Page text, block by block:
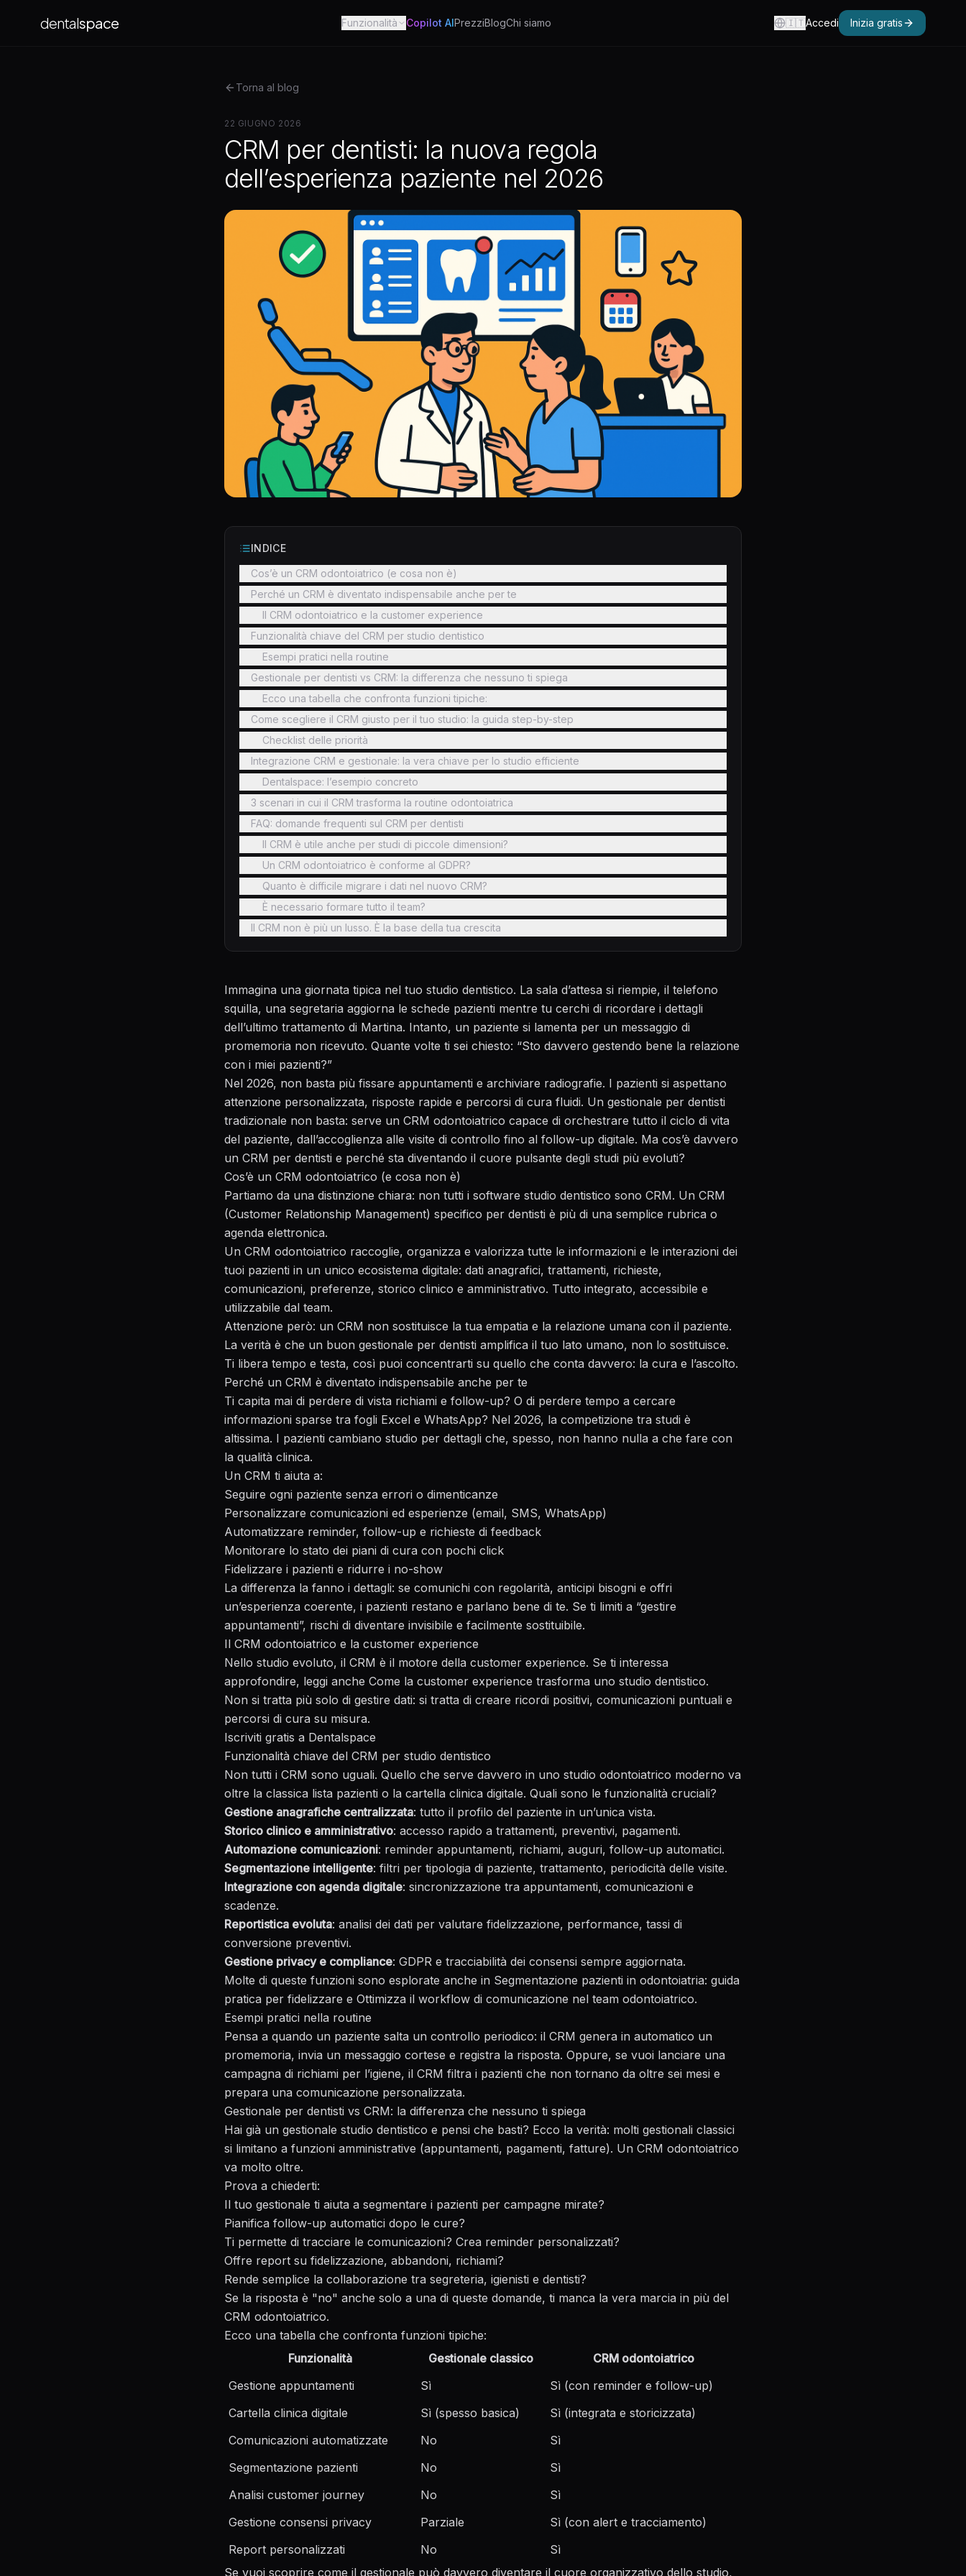
dentalspace Funzionalità Copilot AIPrezziBlogChi siamo 🇮🇹Accedi Inizia gratis
Torna al blog
22 GIUGNO 2026
CRM per dentisti: la nuova regola
dell’esperienza paziente nel 2026
INDICE
Cos’è un CRM odontoiatrico (e cosa non è)
Perché un CRM è diventato indispensabile anche per te
Il CRM odontoiatrico e la customer experience
Funzionalità chiave del CRM per studio dentistico
Esempi pratici nella routine
Gestionale per dentisti vs CRM: la differenza che nessuno ti spiega
Ecco una tabella che confronta funzioni tipiche:
Come scegliere il CRM giusto per il tuo studio: la guida step-by-step
Checklist delle priorità
Integrazione CRM e gestionale: la vera chiave per lo studio efficiente
Dentalspace: l’esempio concreto
3 scenari in cui il CRM trasforma la routine odontoiatrica
FAQ: domande frequenti sul CRM per dentisti
Il CRM è utile anche per studi di piccole dimensioni?
Un CRM odontoiatrico è conforme al GDPR?
Quanto è difficile migrare i dati nel nuovo CRM?
È necessario formare tutto il team?
Il CRM non è più un lusso. È la base della tua crescita
Immagina una giornata tipica nel tuo studio dentistico. La sala d’attesa si riempie, il telefono
squilla, una segretaria aggiorna le schede pazienti mentre tu cerchi di ricordare i dettagli
dell’ultimo trattamento di Martina. Intanto, un paziente si lamenta per un messaggio di
promemoria non ricevuto. Quante volte ti sei chiesto: “Sto davvero gestendo bene la relazione
con i miei pazienti?”
Nel 2026, non basta più fissare appuntamenti e archiviare radiografie. I pazienti si aspettano
attenzione personalizzata, risposte rapide e percorsi di cura fluidi. Un gestionale per dentisti
tradizionale non basta: serve un CRM odontoiatrico capace di orchestrare tutto il ciclo di vita
del paziente, dall’accoglienza alle visite di controllo fino al follow-up digitale. Ma cos’è davvero
un CRM per dentisti e perché sta diventando il cuore pulsante degli studi più evoluti?
Cos’è un CRM odontoiatrico (e cosa non è)
Partiamo da una distinzione chiara: non tutti i software studio dentistico sono CRM. Un CRM
(Customer Relationship Management) specifico per dentisti è più di una semplice rubrica o
agenda elettronica.
Un CRM odontoiatrico raccoglie, organizza e valorizza tutte le informazioni e le interazioni dei
tuoi pazienti in un unico ecosistema digitale: dati anagrafici, trattamenti, richieste,
comunicazioni, preferenze, storico clinico e amministrativo. Tutto integrato, accessibile e
utilizzabile dal team.
Attenzione però: un CRM non sostituisce la tua empatia e la relazione umana con il paziente.
La verità è che un buon gestionale per dentisti amplifica il tuo lato umano, non lo sostituisce.
Ti libera tempo e testa, così puoi concentrarti su quello che conta davvero: la cura e l’ascolto.
Perché un CRM è diventato indispensabile anche per te
Ti capita mai di perdere di vista richiami e follow-up? O di perdere tempo a cercare
informazioni sparse tra fogli Excel e WhatsApp? Nel 2026, la competizione tra studi è
altissima. I pazienti cambiano studio per dettagli che, spesso, non hanno nulla a che fare con
la qualità clinica.
Un CRM ti aiuta a:
Seguire ogni paziente senza errori o dimenticanze
Personalizzare comunicazioni ed esperienze (email, SMS, WhatsApp)
Automatizzare reminder, follow-up e richieste di feedback
Monitorare lo stato dei piani di cura con pochi click
Fidelizzare i pazienti e ridurre i no-show
La differenza la fanno i dettagli: se comunichi con regolarità, anticipi bisogni e offri
un’esperienza coerente, i pazienti restano e parlano bene di te. Se ti limiti a “gestire
appuntamenti”, rischi di diventare invisibile e facilmente sostituibile.
Il CRM odontoiatrico e la customer experience
Nello studio evoluto, il CRM è il motore della customer experience. Se ti interessa
approfondire, leggi anche Come la customer experience trasforma uno studio dentistico.
Non si tratta più solo di gestire dati: si tratta di creare ricordi positivi, comunicazioni puntuali e
percorsi di cura su misura.
Iscriviti gratis a Dentalspace
Funzionalità chiave del CRM per studio dentistico
Non tutti i CRM sono uguali. Quello che serve davvero in uno studio odontoiatrico moderno va
oltre la classica lista pazienti o la cartella clinica digitale. Quali sono le funzionalità cruciali?
Gestione anagrafiche centralizzata: tutto il profilo del paziente in un’unica vista.
Storico clinico e amministrativo: accesso rapido a trattamenti, preventivi, pagamenti.
Automazione comunicazioni: reminder appuntamenti, richiami, auguri, follow-up automatici.
Segmentazione intelligente: filtri per tipologia di paziente, trattamento, periodicità delle visite.
Integrazione con agenda digitale: sincronizzazione tra appuntamenti, comunicazioni e
scadenze.
Reportistica evoluta: analisi dei dati per valutare fidelizzazione, performance, tassi di
conversione preventivi.
Gestione privacy e compliance: GDPR e tracciabilità dei consensi sempre aggiornata.
Molte di queste funzioni sono esplorate anche in Segmentazione pazienti in odontoiatria: guida
pratica per fidelizzare e Ottimizza il workflow di comunicazione nel team odontoiatrico.
Esempi pratici nella routine
Pensa a quando un paziente salta un controllo periodico: il CRM genera in automatico un
promemoria, invia un messaggio cortese e registra la risposta. Oppure, se vuoi lanciare una
campagna di richiami per l’igiene, il CRM filtra i pazienti che non tornano da oltre sei mesi e
prepara una comunicazione personalizzata.
Gestionale per dentisti vs CRM: la differenza che nessuno ti spiega
Hai già un gestionale studio dentistico e pensi che basti? Ecco la verità: molti gestionali classici
si limitano a funzioni amministrative (appuntamenti, pagamenti, fatture). Un CRM odontoiatrico
va molto oltre.
Prova a chiederti:
Il tuo gestionale ti aiuta a segmentare i pazienti per campagne mirate?
Pianifica follow-up automatici dopo le cure?
Ti permette di tracciare le comunicazioni? Crea reminder personalizzati?
Offre report su fidelizzazione, abbandoni, richiami?
Rende semplice la collaborazione tra segreteria, igienisti e dentisti?
Se la risposta è "no" anche solo a una di queste domande, ti manca la vera marcia in più del
CRM odontoiatrico.
Ecco una tabella che confronta funzioni tipiche:
Funzionalità
Gestionale classico
CRM odontoiatrico
Gestione appuntamenti
Sì
Sì (con reminder e follow-up)
Cartella clinica digitale
Sì (spesso basica)
Sì (integrata e storicizzata)
Comunicazioni automatizzate
No
Sì
Segmentazione pazienti
No
Sì
Analisi customer journey
No
Sì
Gestione consensi privacy
Parziale
Sì (con alert e tracciamento)
Report personalizzati
No
Sì
Se vuoi scoprire come il gestionale può davvero diventare il cuore organizzativo dello studio,